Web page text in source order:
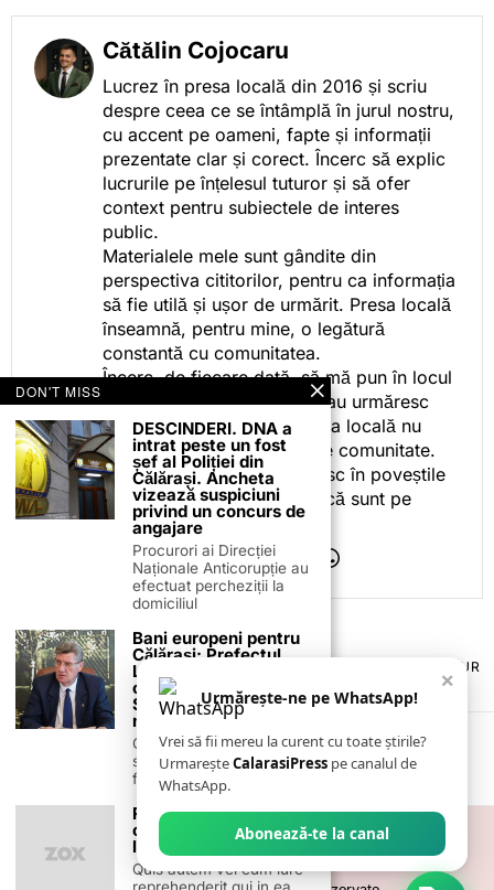
Cătălin Cojocaru
Lucrez în presa locală din 2016 și scriu
despre ceea ce se întâmplă în jurul nostru,
cu accent pe oameni, fapte și informații
prezentate clar și corect. Încerc să explic
lucrurile pe înțelesul tuturor și să ofer
context pentru subiectele de interes
public.
Materialele mele sunt gândite din
perspectiva cititorilor, pentru ca informația
să fie utilă și ușor de urmărit. Presa locală
înseamnă, pentru mine, o legătură
constantă cu comunitatea.
Încerc, de fiecare dată, să mă pun în locul
celor care citesc, privesc sau urmăresc
ceea ce fac. Pentru că presa locală nu
este despre mine, ci despre comunitate.
Iar dacă oamenii se regăsesc în poveștile
pe care le spun, înseamnă că sunt pe
drumul bun.
TERMENI ȘI CONDIȚII
POLITICA DE ANULARE & RETUR
PUBLICITATE ONLINE & TIPĂRITĂ
CONTACT
ZIARUL ANUNȚUL CĂLĂRĂȘEAN
×
Urmărește-ne pe WhatsApp!
Vrei să fii mereu la curent cu toate știrile?
UrmareșteCalarasiPress pe canalul de
WhatsApp.
Abonează-te la canal
DON'T MISS
DESCINDERI. DNA a
intrat peste un fost
șef al Poliției din
Călărași. Ancheta
vizează suspiciuni
privind un concurs de
angajare
Procurori ai Direcției
Naționale Anticorupție au
efectuat percheziții la
domiciliul
Bani europeni pentru
Călărași: Prefectul
Laurențiu State anunță
colaborarea cu ADR
Sud-Muntenia pentru
noi finanțări
Călărașul se pregătește
să intre pe harta
finanțărilor europene, cu
Ruth Bader Ginsburg
optimistic ‘over the
long haul’ for US
Quis autem vel eum iure